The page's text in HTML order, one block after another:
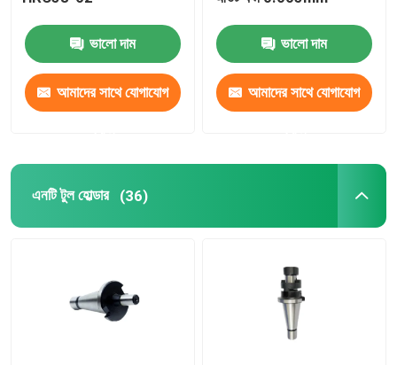
স্প্যানার চাবি
বাদাম ক্ল্যাম্পিং
ভালো দাম
আমাদের সাথে যোগাযোগ
ভালো দাম
আমাদের সাথে যোগাযোগ
এনটি টুল হোল্ডার (36)